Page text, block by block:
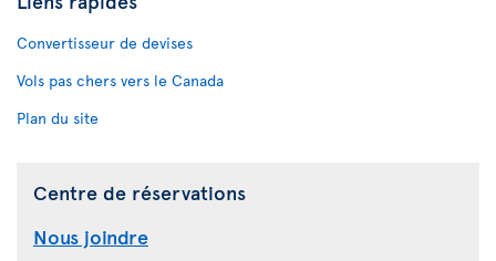
Convertisseur de devises
Vols pas chers vers le Canada
Plan du site
Centre de réservations
Nous joindre